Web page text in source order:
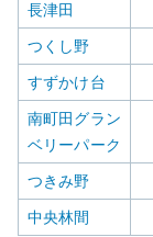
長津田
つくし野
すずかけ台
南町田グラン
ベリーパーク
つきみ野
中央林間